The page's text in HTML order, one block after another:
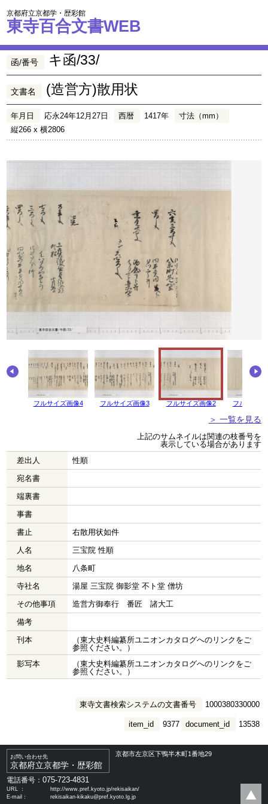
京都府立京都学・歴彩館
東寺百合文書WEB
函/番号 キ函/33/
文書名 (造営方)散用状
年月日 応永24年12月27日 西暦 1417年
寸法（mm）
縦266 x 横2806
フルサイズ画像4 フルサイズ画像3 フルサイズ画像2 フルサイズ
＞ 一覧を見る
上記のサムネイルは関連の枝番号を
表示している場合があります
差出人
性順
宛名書
端裏書
事書
書止
右散用状如件
人名
三宝院 性順
地名
八条町
寺社名
湯屋 三宝院 御影堂 不ト堂 僧坊
その他事項
造営方御奉行 番匠 諸大工
備考
刊本
（東大史料編纂所ユニオンカタログへのリンクをご
参照ください。）
影写本
（東大史料編纂所ユニオンカタログへのリンクをご
参照ください。）
東寺文書検索システムの文書番号 1000380330000
document_id 13538
item_id 9377
お問い合わせ先
京都府立京都学・歴彩館
京都市左京区下鴨半木町1番地29
電話番号：075-723-4831
URL ：
http://www.pref.kyoto.jp/rekisaikan/
E-mail：
rekisaikan-kikaku@pref.kyoto.lg.jp